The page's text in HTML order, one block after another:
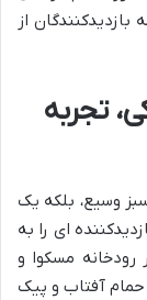
از
تجربه
وسیع، بلکه یک
ای را به
رودخانه مسکوا و
حمام آفتاب و پیک